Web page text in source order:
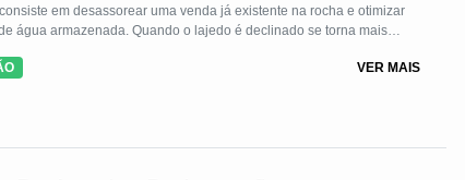
em desassorear uma venda já existente na rocha e otimizar
água armazenada. Quando o lajedo é declinado se torna mais
VER MAIS